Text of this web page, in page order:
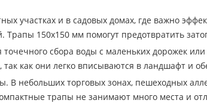
участках и в садовых домах, где важно
Трапы 150х150 мм помогут предотвратить
сбора воды с маленьких дорожек
так как они легко вписываются в ландшафт и
В небольших торговых зонах, пешеходных
трапы не занимают много места и